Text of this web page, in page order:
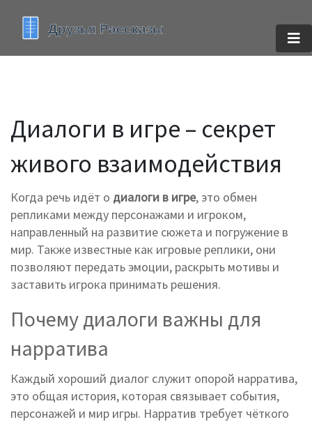
Диалоги в игре – секрет
живого взаимодействия
Когда речь идёт о диалоги в игре,это обмен
репликами между персонажами и игроком,
направленный на развитие сюжета и погружение в
мир. Также известные как игровые реплики, они
позволяют передать эмоции, раскрыть мотивы и
заставить игрока принимать решения.
Почему диалоги важны для
нарратива
Каждый хороший диалог служит опорой нарратива,
это общая история, которая связывает события,
персонажей и мир игры. Нарратив требует чёткого